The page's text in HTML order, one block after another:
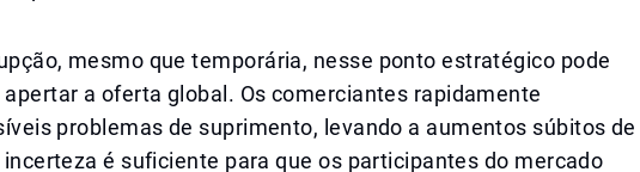
mesmo que temporária, nesse ponto estratégico pode
a oferta global. Os comerciantes rapidamente
problemas de suprimento, levando a aumentos súbitos de
é suficiente para que os participantes do mercado